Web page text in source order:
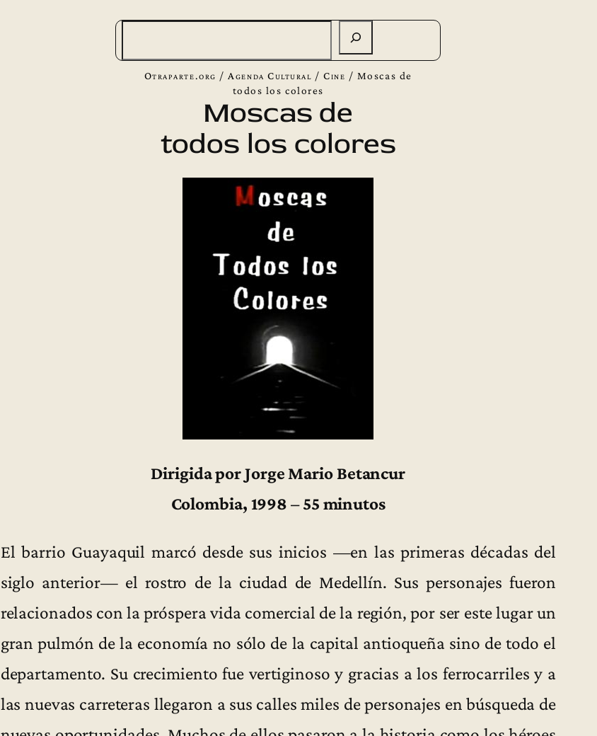
Otraparte.org / Agenda Cultural /Cine / Moscas de
todos los colores
Moscas de
todos los colores
Dirigida por Jorge Mario Betancur
Colombia, 1998 – 55 minutos
El barrio Guayaquil marcó desde sus inicios —en las primeras décadas del
siglo anterior— el rostro de la ciudad de Medellín. Sus personajes fueron
relacionados con la próspera vida comercial de la región, por ser este lugar un
gran pulmón de la economía no sólo de la capital antioqueña sino de todo el
departamento. Su crecimiento fue vertiginoso y gracias a los ferrocarriles y a
las nuevas carreteras llegaron a sus calles miles de personajes en búsqueda de